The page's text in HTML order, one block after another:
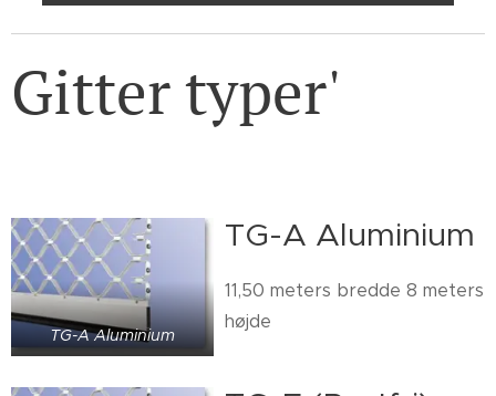
Gitter typer'
TG-A Aluminium
TG-A Aluminium
11,50 meters bredde 8 meters
højde